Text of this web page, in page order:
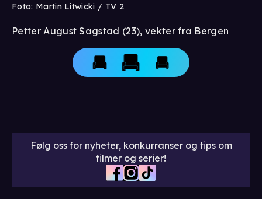
Foto: Martin Litwicki / TV 2
Petter August Sagstad (23), vekter fra Bergen
Følg oss for nyheter, konkurranser og tips om
filmer og serier!